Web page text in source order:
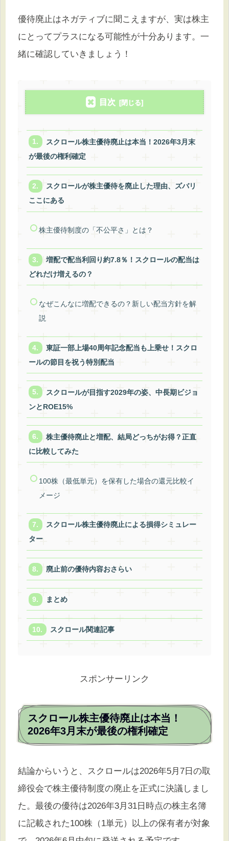
優待廃止はネガティブに聞こえますが、実は株主
にとってプラスになる可能性が十分あります。一
緒に確認していきましょう！
目次
スクロール株主優待廃止は本当！2026年3月末
が最後の権利確定
スクロールが株主優待を廃止した理由、ズバリ
ここにある
株主優待制度の「不公平さ」とは？
増配で配当利回り約7.8％！スクロールの配当は
どれだけ増えるの？
なぜこんなに増配できるの？新しい配当方針を解
説
東証一部上場40周年記念配当も上乗せ！スクロ
ールの節目を祝う特別配当
スクロールが目指す2029年の姿、中長期ビジョ
ンとROE15%
株主優待廃止と増配、結局どっちがお得？正直
に比較してみた
100株（最低単元）を保有した場合の還元比較イ
メージ
スクロール株主優待廃止による損得シミュレー
ター
廃止前の優待内容おさらい
まとめ
スクロール関連記事
スポンサーリンク
スクロール株主優待廃止は本当！
2026年3月末が最後の権利確定
結論からいうと、スクロールは2026年5月7日の取
締役会で株主優待制度の廃止を正式に決議しまし
た。最後の優待は2026年3月31日時点の株主名簿
に記載された100株（1単元）以上の保有者が対象